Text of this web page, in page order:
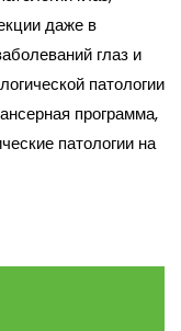
даже в
глаз и
патологии
программа,
патологии на